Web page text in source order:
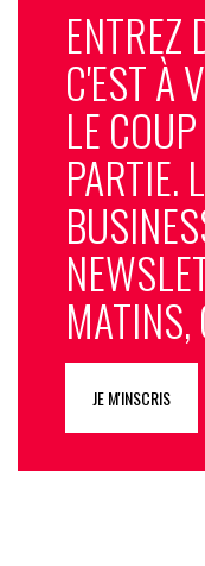
ENTREZ
C'EST À
LE
PARTIE.
MATINS,
JE M'INSCRIS